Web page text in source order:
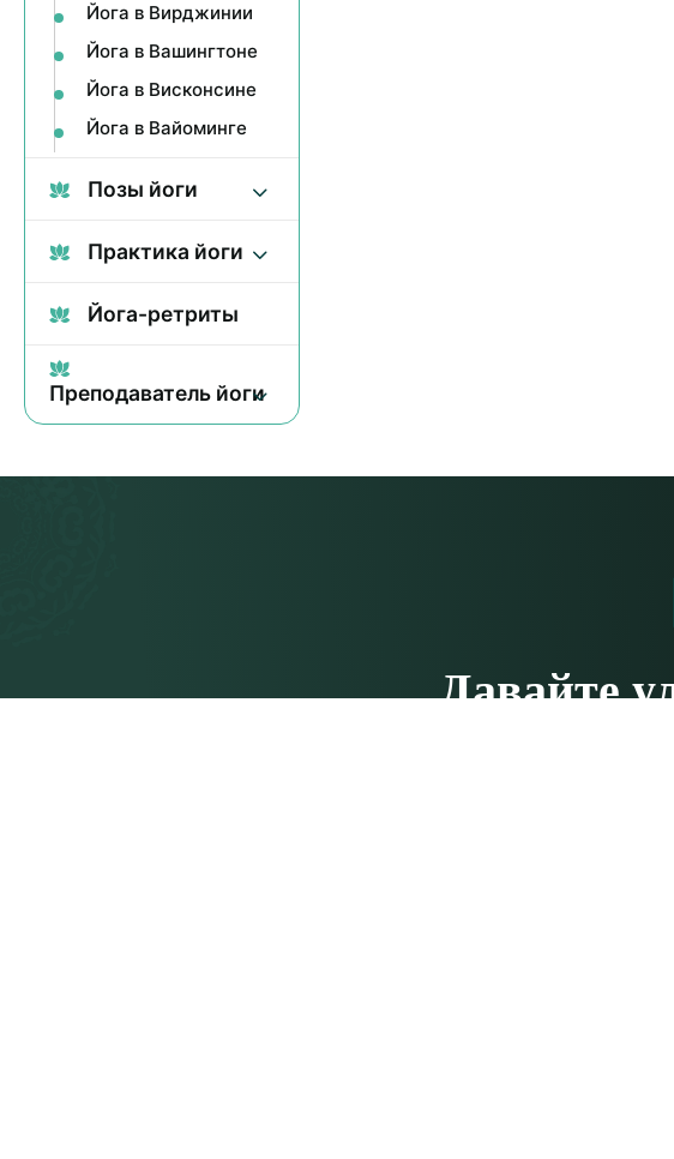
Йога в Вирджинии
Йога в Вашингтоне
Йога в Висконсине
Йога в Вайоминге
Позы йоги
Практика йоги
Йога-ретриты
Преподаватель йоги
Давайте